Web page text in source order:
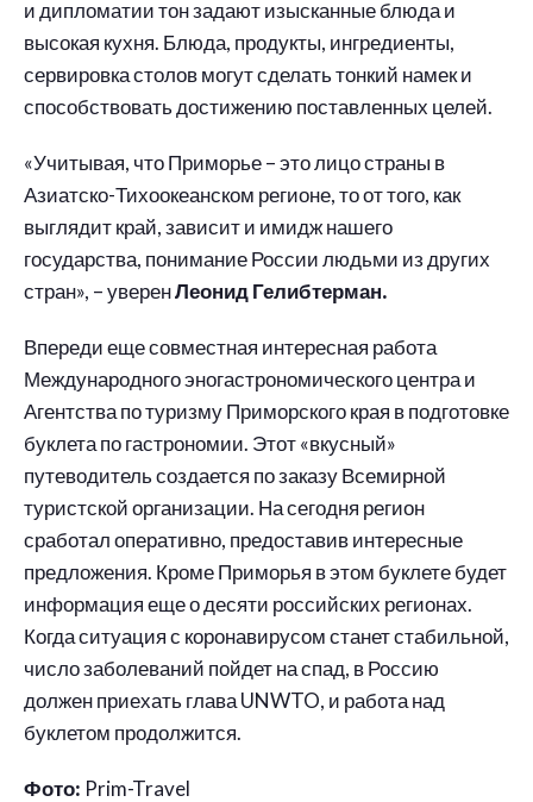
и дипломатии тон задают изысканные блюда и
высокая кухня. Блюда, продукты, ингредиенты,
сервировка столов могут сделать тонкий намек и
способствовать достижению поставленных целей.
«Учитывая, что Приморье – это лицо страны в
Азиатско-Тихоокеанском регионе, то от того, как
выглядит край, зависит и имидж нашего
государства, понимание России людьми из других
стран», – уверенЛеонид Гелибтерман.
Впереди еще совместная интересная работа
Международного эногастрономического центра и
Агентства по туризму Приморского края в подготовке
буклета по гастрономии. Этот «вкусный»
путеводитель создается по заказу Всемирной
туристской организации. На сегодня регион
сработал оперативно, предоставив интересные
предложения. Кроме Приморья в этом буклете будет
информация еще о десяти российских регионах.
Когда ситуация с коронавирусом станет стабильной,
число заболеваний пойдет на спад, в Россию
должен приехать глава UNWTO, и работа над
буклетом продолжится.
Фото: Prim-Travel